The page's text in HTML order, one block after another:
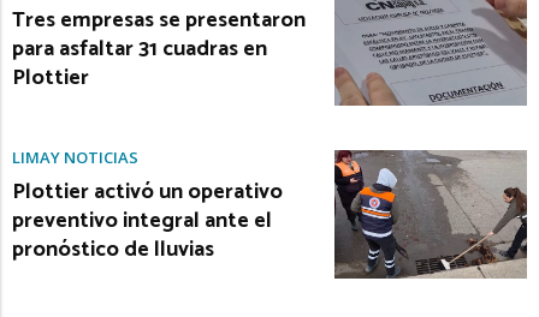
Tres empresas se presentaron
para asfaltar 31 cuadras en
Plottier
LIMAY NOTICIAS
Plottier activó un operativo
preventivo integral ante el
pronóstico de lluvias